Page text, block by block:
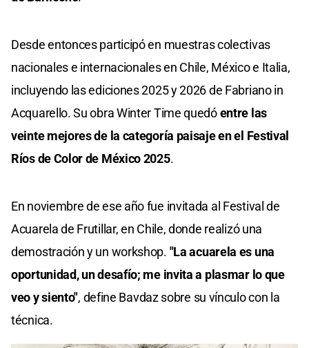
Desde entonces participó en muestras colectivas
nacionales e internacionales en Chile, México e Italia,
incluyendo las ediciones 2025 y 2026 de Fabriano in
Acquarello. Su obra Winter Time quedóentre las
veinte mejores de la categoría paisaje en el Festival
Ríos de Color de México 2025.
En noviembre de ese año fue invitada al Festival de
Acuarela de Frutillar, en Chile, donde realizó una
demostración y un workshop. "La acuarela es una
oportunidad, un desafío; me invita a plasmar lo que
veo y siento", define Bavdaz sobre su vínculo con la
técnica.